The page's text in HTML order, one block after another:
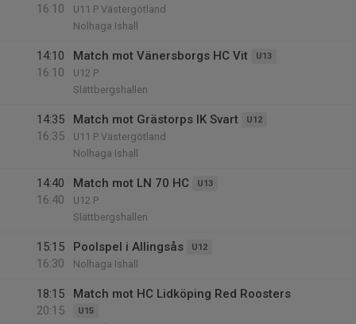
16:10
U11 P Västergötland
Nolhaga Ishall
14:10
16:10
Match mot Vänersborgs HC Vit U13
U12 P
Slättbergshallen
14:35
16:35
Match mot Grästorps IK Svart U12
U11 P Västergötland
Nolhaga Ishall
14:40
16:40
Match mot LN 70 HC U13
U12 P
Slättbergshallen
15:15
16:30
Poolspel i Allingsås U12
Nolhaga Ishall
18:15
20:15
Match mot HC Lidköping Red Roosters
U15